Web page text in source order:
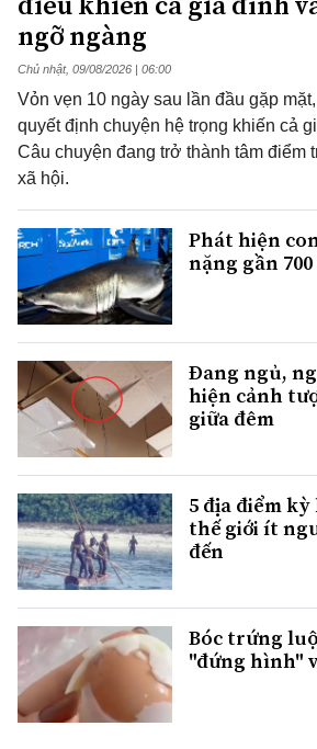
ngỡ ngàng
Chủ nhật, 09/08/2026 | 06:00
Vỏn vẹn 10 ngày sau lần đầu gặp
quyết định chuyện hệ trọng khiến cả
Câu chuyện đang trở thành tâm điểm
xã hội.
Phát hiện
nặng gần
Đang ngủ,
hiện cảnh
giữa đêm
5 địa điểm
thế giới ít
đến
Bóc trứng
"đứng hình"